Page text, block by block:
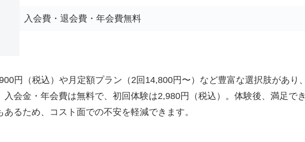
入会費・退会費・年会費無料
円（税込）や月定額プラン（2回14,800円〜）など豊富な選択肢があり、
入会金・年会費は無料で、初回体験は2,980円（税込）。体験後、満足でき
るため、コスト面での不安を軽減できます。